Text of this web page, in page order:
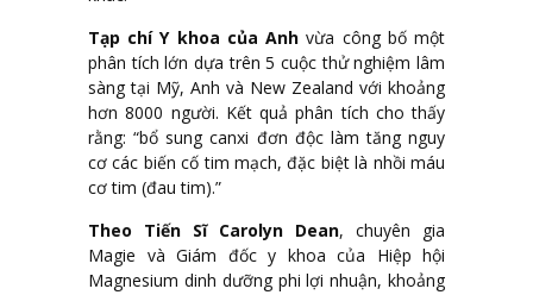
Tạp chí Y khoa của Anh vừa công bố một
phân tích lớn dựa trên 5 cuộc thử nghiệm lâm
sàng tại Mỹ, Anh và New Zealand với khoảng
hơn 8000 người. Kết quả phân tích cho thấy
rằng: “bổ sung canxi đơn độc làm tăng nguy
cơ các biến cố tim mạch, đặc biệt là nhồi máu
cơ tim (đau tim).”
Theo Tiến Sĩ Carolyn Dean, chuyên gia
Magie và Giám đốc y khoa của Hiệp hội
Magnesium dinh dưỡng phi lợi nhuận, khoảng